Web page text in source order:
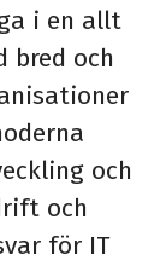
i en allt
bred och
och
och
för IT